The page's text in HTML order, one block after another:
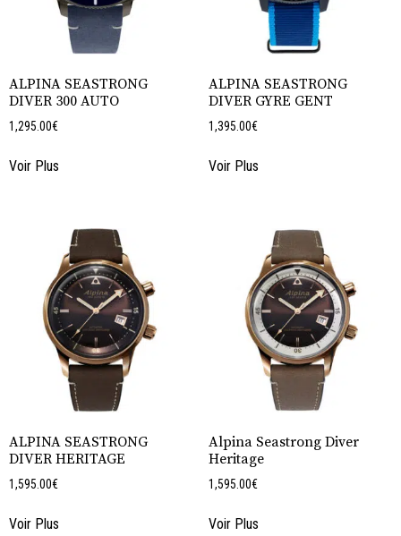
ALPINA SEASTRONG
DIVER 300 AUTO
1,295.00€
Voir Plus
ALPINA SEASTRONG
DIVER GYRE GENT
1,395.00€
Voir Plus
ALPINA SEASTRONG
DIVER HERITAGE
1,595.00€
Voir Plus
Alpina Seastrong Diver
Heritage
1,595.00€
Voir Plus